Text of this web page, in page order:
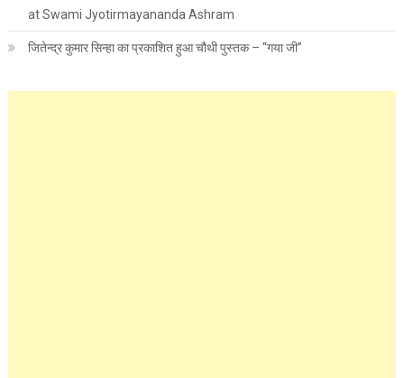
at Swami Jyotirmayananda Ashram
जितेन्द्र कुमार सिन्हा का प्रकाशित हुआ चौथी पुस्तक – “गया जी”